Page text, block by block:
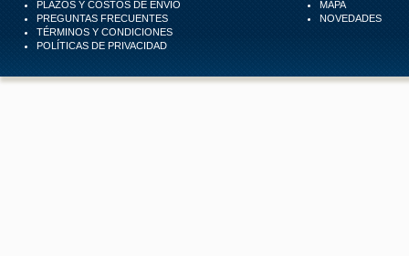
PLAZOS Y COSTOS DE ENVÍO
PREGUNTAS FRECUENTES
TÉRMINOS Y CONDICIONES
POLÍTICAS DE PRIVACIDAD
MAPA
NOVEDADES